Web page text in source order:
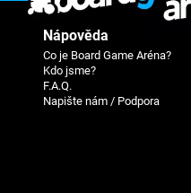
Nápověda
Co je Board Game Aréna?
Kdo jsme?
F.A.Q.
Napište nám / Podpora